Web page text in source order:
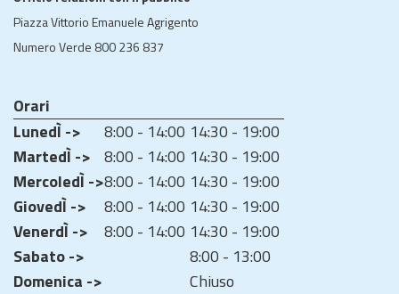
Piazza Vittorio Emanuele Agrigento
Numero Verde 800 236 837
Orari
LunedÌ ->
8:00 - 14:00 14:30 - 19:00
MartedÌ -> 8:00 - 14:00 14:30 - 19:00
MercoledÌ ->8:00 - 14:00 14:30 - 19:00
GiovedÌ ->
8:00 - 14:00 14:30 - 19:00
VenerdÌ ->
8:00 - 14:00 14:30 - 19:00
Sabato ->
8:00 - 13:00
Domenica ->
Chiuso